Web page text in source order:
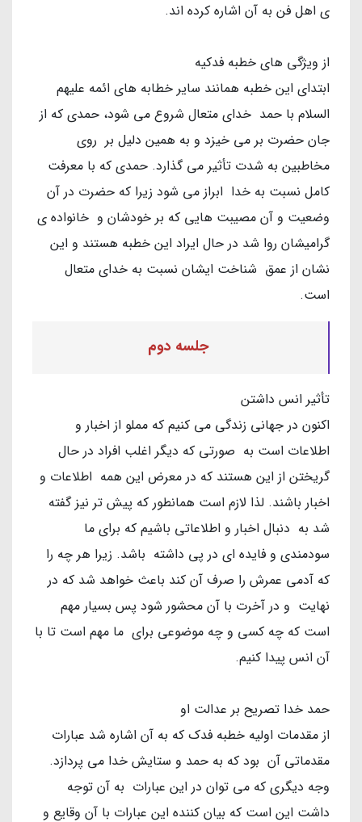
ی اهل فن به آن اشاره کرده اند.
از ویژگی های خطبه فدکیه
ابتدای این خطبه همانند سایر خطابه های ائمه علیهم
السلام با حمد خدای متعال شروع می شود، حمدی که از
جان حضرت بر می خیزد و به همین دلیل بر روی
مخاطبین به شدت تأثیر می گذارد. حمدی که با معرفت
کامل نسبت به خدا ابراز می شود زیرا که حضرت در آن
وضعیت و آن مصیبت هایی که بر خودشان و خانواده ی
گرامیشان روا شد در حال ایراد این خطبه هستند و این
نشان از عمق شناخت ایشان نسبت به خدای متعال
است.
جلسه دوم
تأثیر انس داشتن
اکنون در جهانی زندگی می کنیم که مملو از اخبار و
اطلاعات است به صورتی که دیگر اغلب افراد در حال
گریختن از این هستند که در معرض این همه اطلاعات و
اخبار باشند. لذا لازم است همانطور که پیش تر نیز گفته
شد به دنبال اخبار و اطلاعاتی باشیم که برای ما
سودمندی و فایده ای در پی داشته باشد. زیرا هر چه را
که آدمی عمرش را صرف آن کند باعث خواهد شد که در
نهایت و در آخرت با آن محشور شود پس بسیار مهم
است که چه کسی و چه موضوعی برای ما مهم است تا با
آن انس پیدا کنیم.
حمد خدا تصریح بر عدالت او
از مقدمات اولیه خطبه فدک که به آن اشاره شد عبارات
مقدماتی آن بود که به حمد و ستایش خدا می پردازد.
وجه دیگری که می توان در این عبارات به آن توجه
داشت این است که بیان کننده این عبارات با آن وقایع و